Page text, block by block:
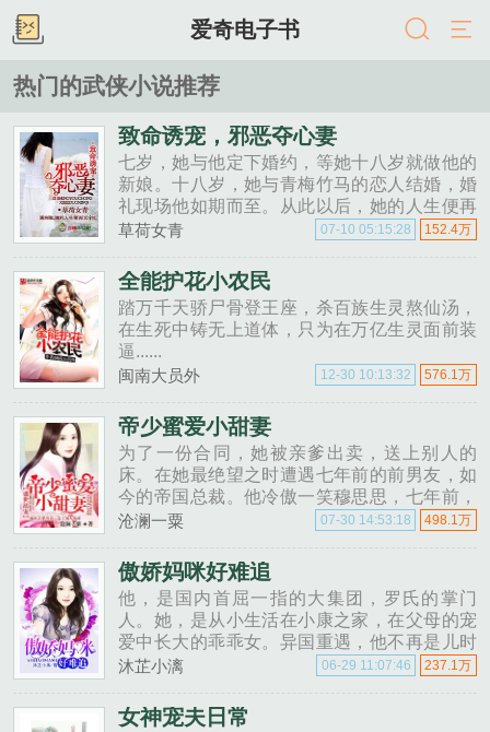
爱奇电子书
热门的武侠小说推荐
致命诱宠，邪恶夺心妻
七岁，她与他定下婚约，等她十八岁就做他的
新娘。十八岁，她与青梅竹马的恋人结婚，婚
礼现场他如期而至。从此以后，她的人生便再
无宁日被退婚，被赶出家门，家族企业离奇破
草荷女青 152.4万
07-10 05:15:28
全能护花小农民
踏万千天骄尸骨登王座，杀百族生灵熬仙汤，
在生死中铸无上道体，只为在万亿生灵面前装
逼......
闽南大员外 576.1万
12-30 10:13:32
帝少蜜爱小甜妻
为了一份合同，她被亲爹出卖，送上别人的
床。在她最绝望之时遭遇七年前的前男友，如
今的帝国总裁。他冷傲一笑穆思思，七年前，
你不辞而别。七年后，我要你求着回到我身
宠她上天。霍少，夫人想当服......
沧澜一粟 498.1万
07-30 14:53:18
傲娇妈咪好难追
他，是国内首屈一指的大集团，罗氏的掌门
人。她，是从小生活在小康之家，在父母的宠
爱中长大的乖乖女。异国重遇，他不再是儿时
那个拒人于千里之外之外的冷漠少爷，他护她
无保留的给予。她以为这一生就会......
沐芷小漓 237.1万
06-29 11:07:46
女神宠夫日常